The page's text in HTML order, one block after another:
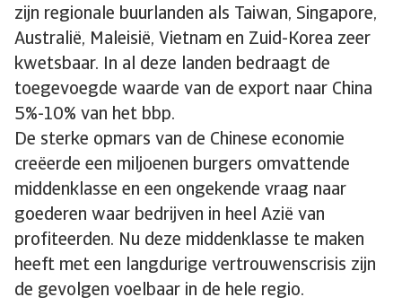
zijn regionale buurlanden als Taiwan, Singapore,
Australië, Maleisië, Vietnam en Zuid-Korea zeer
kwetsbaar. In al deze landen bedraagt de
toegevoegde waarde van de export naar China
5%-10% van het bbp.
De sterke opmars van de Chinese economie
creëerde een miljoenen burgers omvattende
middenklasse en een ongekende vraag naar
goederen waar bedrijven in heel Azië van
profiteerden. Nu deze middenklasse te maken
heeft met een langdurige vertrouwenscrisis zijn
de gevolgen voelbaar in de hele regio.